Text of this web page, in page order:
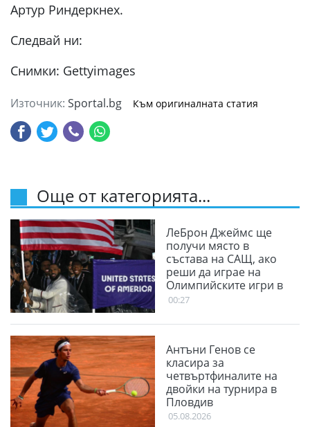
Артур Риндеркнех.
Следвай ни:
Снимки: Gettyimages
Източник: Sportal.bg Към оригиналната статия
Още от категорията...
ЛеБрон Джеймс ще
получи място в
състава на САЩ, ако
реши да играе на
Олимпийските игри в
Лос Анджелис
00:27
Антъни Генов се
класира за
четвъртфиналите на
двойки на турнира в
Пловдив
05.08.2026